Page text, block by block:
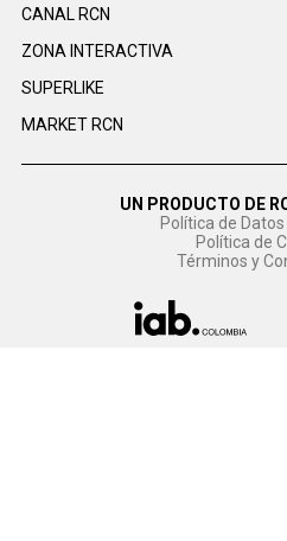
CANAL RCN
ZONA INTERACTIVA
SUPERLIKE
MARKET RCN
UN PRODUCTO DE
Política de
Política de
Términos y